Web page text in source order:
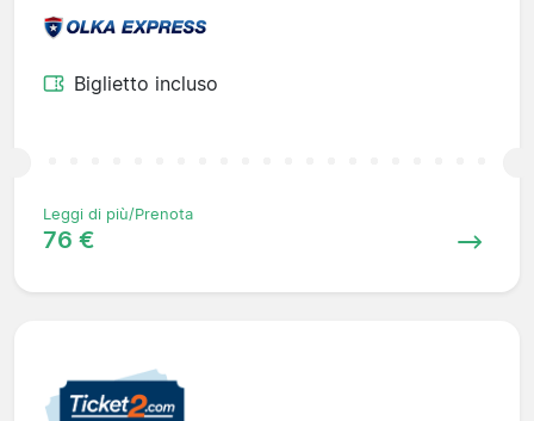
Biglietto incluso
Leggi di più/Prenota
76 €